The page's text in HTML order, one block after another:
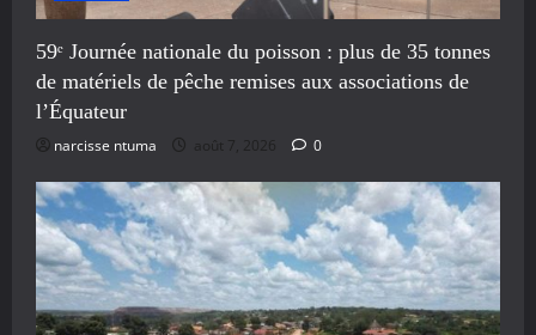
59ᵉ Journée nationale du poisson : plus de 35 tonnes
de matériels de pêche remises aux associations de
l’Équateur
narcisse ntuma août 7, 2026 0